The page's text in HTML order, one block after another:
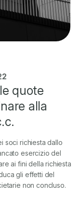
quote
alla
soci richiesta dallo
esercizio del
ai fini della richiesta
gli effetti del
non concluso.